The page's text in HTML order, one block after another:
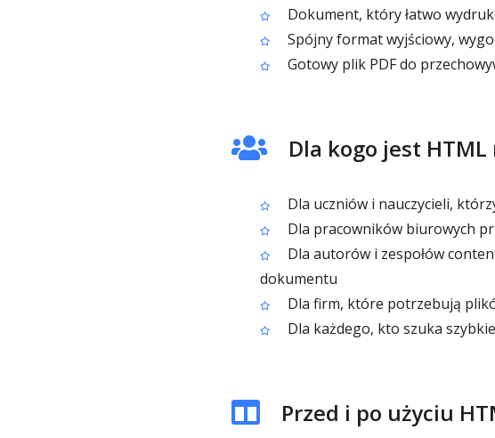
Dokument, który łatwo
Spójny format wyjściowy,
Gotowy plik PDF do
Dla kogo jest HTML
Dla uczniów i nauczycieli,
Dla pracowników biurowych
Dla autorów i zespołów
dokumentu
Dla firm, które potrzebują
Dla każdego, kto szuka
Przed i po użyciu